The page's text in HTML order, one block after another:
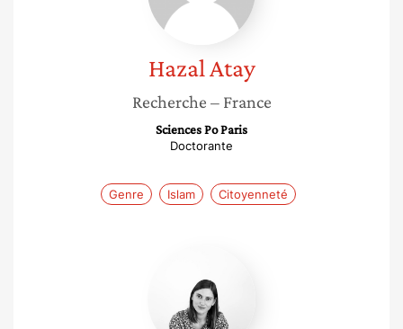
HazalAtay
Recherche – France
Sciences Po Paris
Doctorante
Genre Islam Citoyenneté